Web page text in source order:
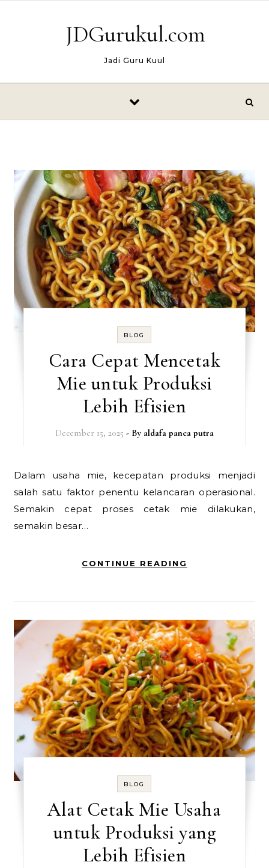
JDGurukul.com
Jadi Guru Kuul
BLOG
Cara Cepat Mencetak
Mie untuk Produksi
Lebih Efisien
December 15, 2025 - By aldafa panca putra
Dalam usaha mie, kecepatan produksi menjadi
salah satu faktor penentu kelancaran operasional.
Semakin cepat proses cetak mie dilakukan,
semakin besar…
CONTINUE READING
BLOG
Alat Cetak Mie Usaha
untuk Produksi yang
Lebih Efisien